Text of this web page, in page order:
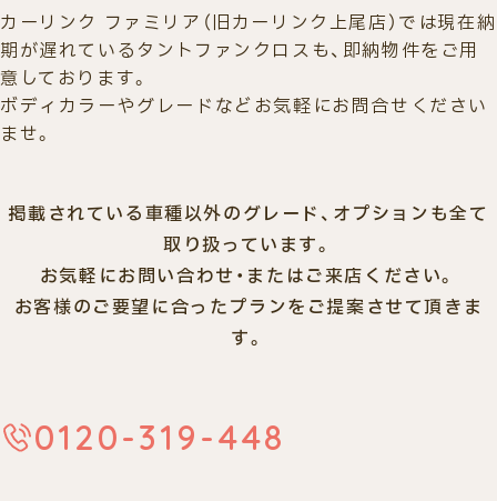
カーリンク ファミリア（旧カーリンク上尾店）では現在納
期が遅れているタントファンクロスも、即納物件をご用
意しております。
ボディカラーやグレードなどお気軽にお問合せください
ませ。
掲載されている車種以外のグレード、オプションも全て
取り扱っています。
お気軽にお問い合わせ・またはご来店ください。
お客様のご要望に合ったプランをご提案させて頂きま
す。
0120-319-448